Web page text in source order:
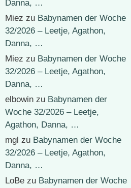
Danna, …
Miez zu Babynamen der Woche
32/2026 – Leetje, Agathon,
Danna, …
Miez zu Babynamen der Woche
32/2026 – Leetje, Agathon,
Danna, …
elbowin zu Babynamen der
Woche 32/2026 – Leetje,
Agathon, Danna, …
mgl zu Babynamen der Woche
32/2026 – Leetje, Agathon,
Danna, …
LoBe zu Babynamen der Woche